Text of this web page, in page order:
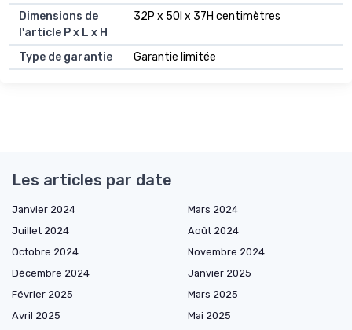
Dimensions de
l'article P x L x H
32P x 50l x 37H centimètres
Type de garantie Garantie limitée
Les articles par date
Janvier 2024
Mars 2024
Juillet 2024
Août 2024
Octobre 2024
Novembre 2024
Décembre 2024
Janvier 2025
Février 2025
Mars 2025
Avril 2025
Mai 2025